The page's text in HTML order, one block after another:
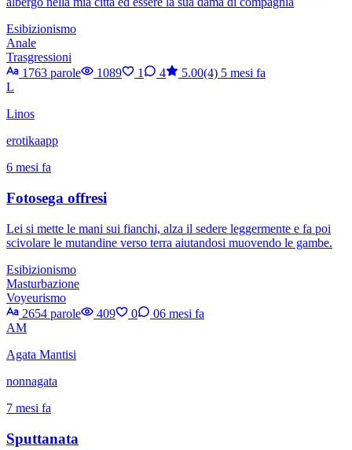
Esibizionismo
Anale
Trasgressioni
1763 parole
1089 1 4 5.00(4) 5 mesi fa
L
Linos
erotikaapp
6 mesi fa
Fotosega offresi
Lei si mette le mani sui fianchi, alza il sedere leggermente e fa poi
scivolare le mutandine verso terra aiutandosi muovendo le gambe.
Esibizionismo
Masturbazione
Voyeurismo
2654 parole
409 0 06 mesi fa
AM
Agata Mantisi
nonnagata
7 mesi fa
Sputtanata